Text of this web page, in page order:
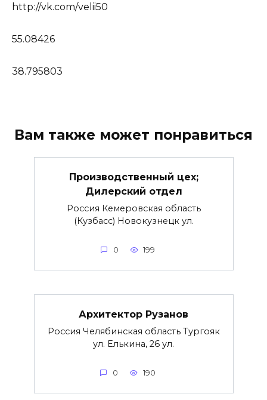
http://vk.com/velii50
55.08426
38.795803
Вам также может понравиться
Производственный цех;
Дилерский отдел
Россия Кемеровская область
(Кузбасс) Новокузнецк ул.
0 199
Архитектор Рузанов
Россия Челябинская область Тургояк
ул. Елькина, 26 ул.
0 190